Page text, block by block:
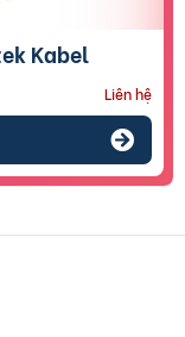
Kabel
Liên hệ